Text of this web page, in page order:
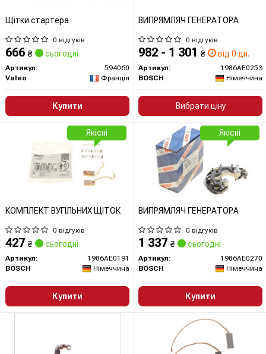
Щітки стартера
0 відгуків
666 ₴ сьогодні
Артикул:
594060
Valeo
Франція
Купити
ВИПРЯМЛЯЧ ГЕНЕРАТОРА
0 відгуків
982 - 1 301 ₴ від 0 дн.
Артикул:
1986AE0253
BOSCH
Німеччина
Вибрати ціну
КОМПЛЕКТ ВУГІЛЬНИХ ЩІТОК
0 відгуків
427 ₴ сьогодні
Артикул:
1986AE0191
BOSCH
Німеччина
Купити
Якісні
ВИПРЯМЛЯЧ ГЕНЕРАТОРА
0 відгуків
1 337 ₴ сьогодні
Артикул:
1986AE0270
BOSCH
Німеччина
Купити
Якісні